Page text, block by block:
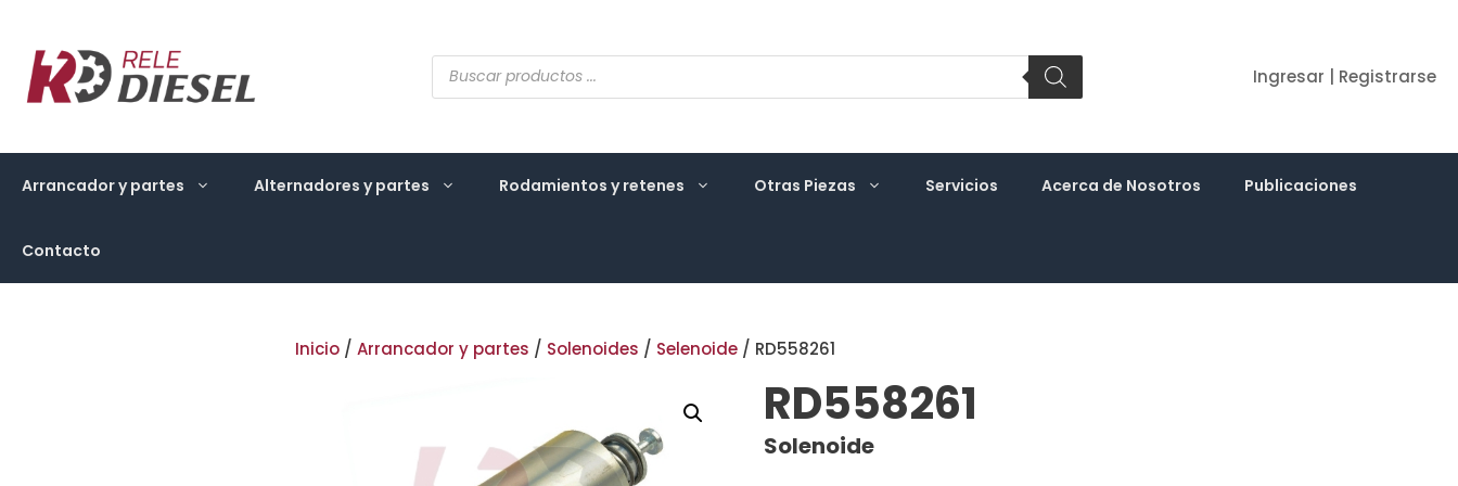
contenido
Búsqueda
de
productos
Ingresar | Registrarse
Arrancador y partes Alternadores y partes Rodamientos y retenes Otras Piezas Servicios Acerca de Nosotros Publicaciones
Contacto
Inicio / Arrancador y partes / Solenoides / Selenoide / RD558261
RD558261
Solenoide